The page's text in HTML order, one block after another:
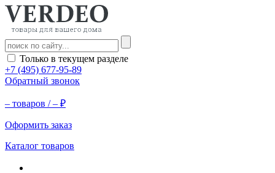
Только в текущем разделе
+7 (495) 677-95-89
Обратный звонок
– товаров /– ₽
Оформить заказ
Каталог товаров